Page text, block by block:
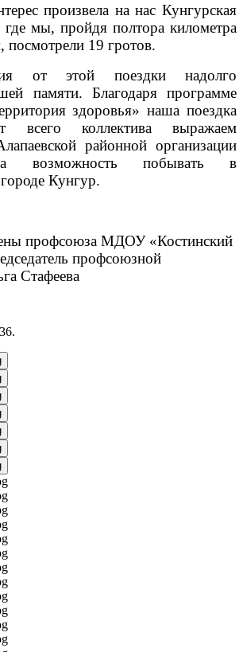
произвела на нас Кунгурская
где мы, пройдя полтора километра
посмотрели 19 гротов.
от этой поездки надолго
памяти. Благодаря программе
здоровья» наша поездка
всего коллектива выражаем
районной организации
возможность побывать в
Кунгур.
профсоюза МДОУ «Костинский
профсоюзной
Стафеева